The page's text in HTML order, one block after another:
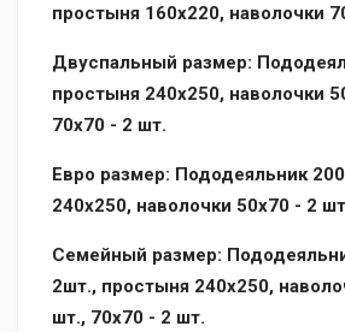
простыня 160х220, наволочки
Двуспальный размер:
простыня 240х250, наволочки
70x70 - 2 шт.
Евро размер: Пододеяльник
240х250, наволочки 50х70 - 2
Семейный размер:
2шт., простыня 240х250,
шт., 70x70 - 2 шт.